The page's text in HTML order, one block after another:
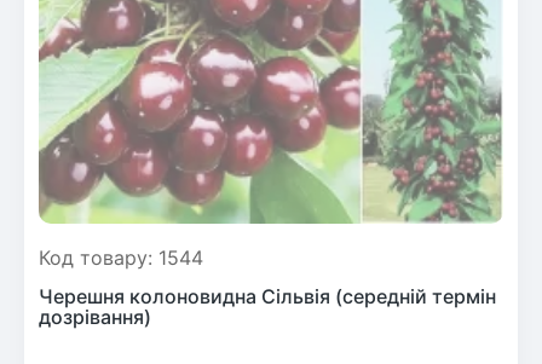
Код товару: 1544
Черешня колоновидна Сільвія (середній термін
дозрівання)